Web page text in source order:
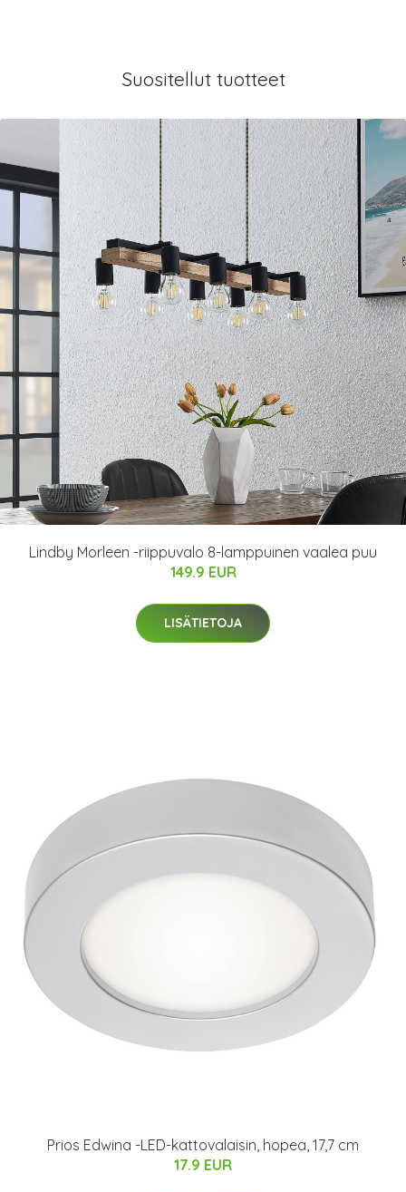
Suositellut tuotteet
Lindby Morleen -riippuvalo 8-lamppuinen vaalea puu
149.9 EUR
LISÄTIETOJA
Prios Edwina -LED-kattovalaisin, hopea, 17,7 cm
17.9 EUR